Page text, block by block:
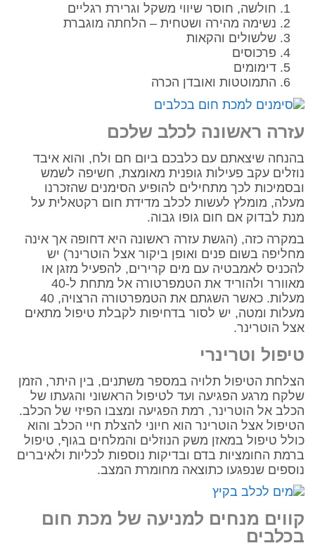
חולשה, חוסר שיווי משקל וגרירת רגליים
נשימה מהירה ושטחית – הלחתה מוגברת
שלשולים והקאות
פרכוסים
דימומים
התמוטטות ואובדן הכרה
עזרה ראשונה לכלב שלכם
בהנחה שיצאתם עם כלבכם ביום חם ולח, והוא איבד
נוזלים עקב פעילות גופנית מאומצת, חשיפה לשמש
ובסמיכות לכך מתחילים להופיע הסימנים שהזכרנו
מעלה, מומלץ לעשות לכלב מדידת חום רקטאלית על
מנת לבדוק אם חום גופו גבוה.
במקרה כזה, (הגשת עזרה ראשונה היא דחופה אך אינה
מחליפה בשום פנים ואופן ביקור אצל הוטרינר) יש
להכניס לאמבטיה עם מים קרירים, להפעיל מזגן או
מאוורר ולהוריד את הטמפרטורה אל מתחת ל-40
מעלות. כאשר השגתם את הטמפרטורה הרצויה, 40
מעלות ומטה, יש לסור בדחיפות לקבלת טיפול מתאים
אצל הוטרינר.
טיפול וטרינרי
הצלחת הטיפול תלויה במספר משתנים, בין היתר, הזמן
שלקח מרגע הפגיעה ועד לטיפול הראשוני והגעתו של
הכלב אל הוטרינר, רמת הפגיעה ומצבו הפיזי של הכלב.
הטיפול אצל הוטרינר הוא חיוני להצלת חיי הכלב והוא
כולל טיפול במאזן משק הנוזלים והמלחים בגוף, טיפול
ברמת החומציות בדם ובדיקות נוספות לכליות ולאיברים
נוספים שנפגעו כתוצאה מחומרת המצב.
קווים מנחים למניעה של מכת חום
בכלבים